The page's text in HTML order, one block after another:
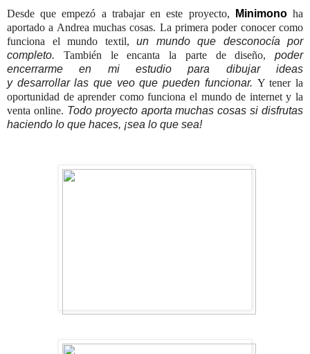
Desde que empezó a trabajar en este proyecto, Minimonoha
aportado a Andrea muchas cosas. La primera poder conocer como
funciona el mundo textil, un mundo que desconocía por
completo. También le encanta la parte de diseño, poder
encerrarme en mi estudio para dibujar ideas
y desarrollar las que veo que pueden funcionar. Y tener la
oportunidad de aprender como funciona el mundo de internet y la
venta online. Todo proyecto aporta muchas cosas si disfrutas
haciendo lo que haces, ¡sea lo que sea!